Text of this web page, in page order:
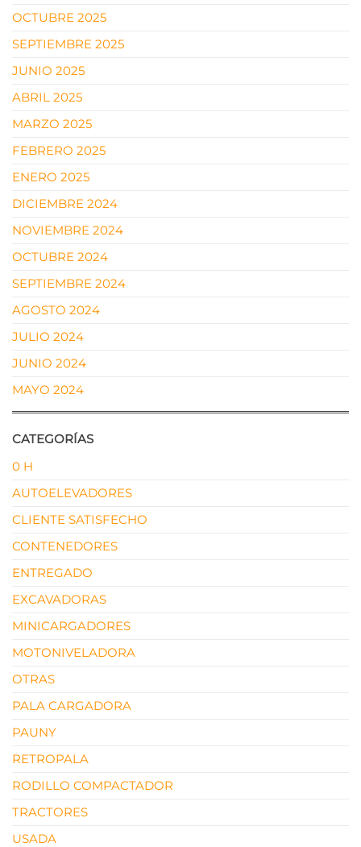
OCTUBRE 2025
SEPTIEMBRE 2025
JUNIO 2025
ABRIL 2025
MARZO 2025
FEBRERO 2025
ENERO 2025
DICIEMBRE 2024
NOVIEMBRE 2024
OCTUBRE 2024
SEPTIEMBRE 2024
AGOSTO 2024
JULIO 2024
JUNIO 2024
MAYO 2024
CATEGORÍAS
0 H
AUTOELEVADORES
CLIENTE SATISFECHO
CONTENEDORES
ENTREGADO
EXCAVADORAS
MINICARGADORES
MOTONIVELADORA
OTRAS
PALA CARGADORA
PAUNY
RETROPALA
RODILLO COMPACTADOR
TRACTORES
USADA